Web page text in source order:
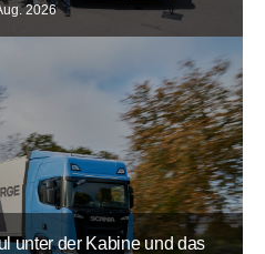
2026
unter der Kabine und das